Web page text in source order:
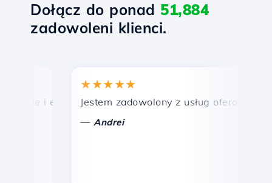
Dołącz do ponad 51,884
zadowoleni klienci.
i efektywne wsparcie techniczne.
★★★★★
Jestem zadowolony z usług oferowanych
Andrei